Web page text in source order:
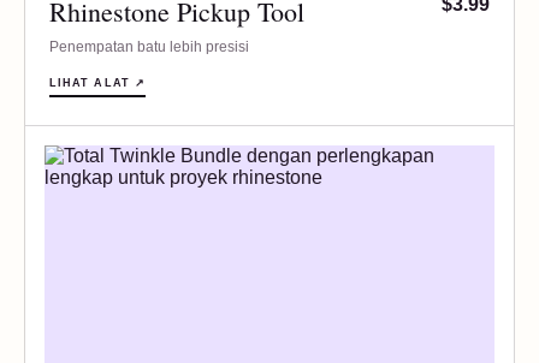
Rhinestone Pickup Tool
Penempatan batu lebih presisi
$3.99
LIHAT ALAT ↗